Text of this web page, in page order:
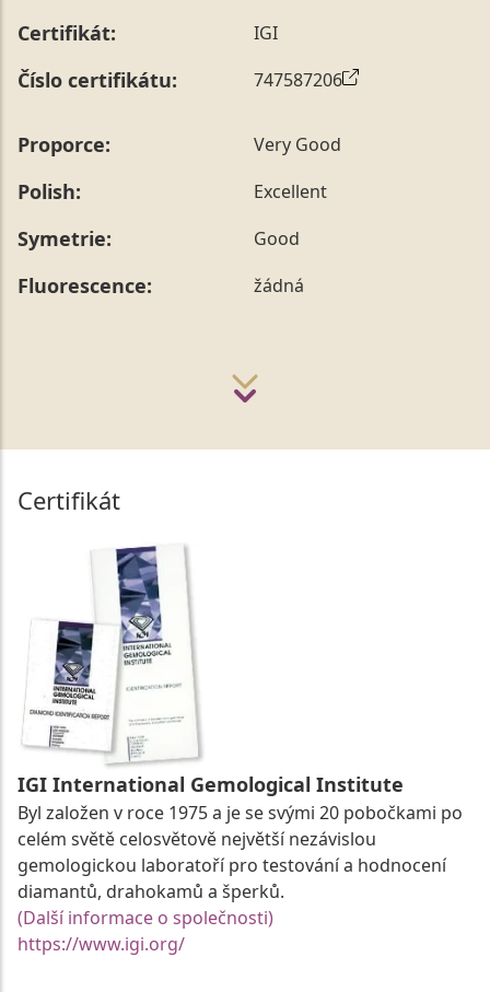
Certifikát: IGI
Číslo certifikátu: 747587206
Proporce: Very Good
Polish: Excellent
Symetrie: Good
Fluorescence: žádná
Certifikát
IGI International Gemological Institute
Byl založen v roce 1975 a je se svými 20 pobočkami po
celém světě celosvětově největší nezávislou
gemologickou laboratoří pro testování a hodnocení
diamantů, drahokamů a šperků.
(Další informace o společnosti)
https://www.igi.org/